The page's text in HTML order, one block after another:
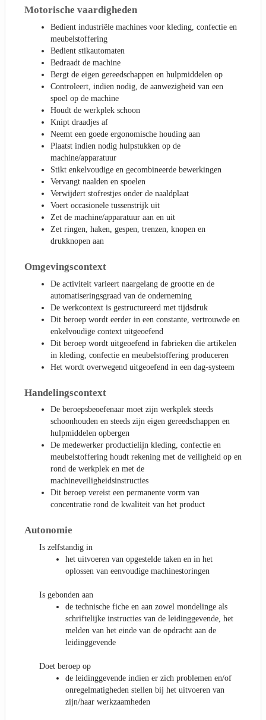
Motorische vaardigheden
Bedient industriële machines voor kleding, confectie en
meubelstoffering
Bedient stikautomaten
Bedraadt de machine
Bergt de eigen gereedschappen en hulpmiddelen op
Controleert, indien nodig, de aanwezigheid van een
spoel op de machine
Houdt de werkplek schoon
Knipt draadjes af
Neemt een goede ergonomische houding aan
Plaatst indien nodig hulpstukken op de
machine/apparatuur
Stikt enkelvoudige en gecombineerde bewerkingen
Vervangt naalden en spoelen
Verwijdert stofrestjes onder de naaldplaat
Voert occasionele tussenstrijk uit
Zet de machine/apparatuur aan en uit
Zet ringen, haken, gespen, trenzen, knopen en
drukknopen aan
Omgevingscontext
De activiteit varieert naargelang de grootte en de
automatiseringsgraad van de onderneming
De werkcontext is gestructureerd met tijdsdruk
Dit beroep wordt eerder in een constante, vertrouwde en
enkelvoudige context uitgeoefend
Dit beroep wordt uitgeoefend in fabrieken die artikelen
in kleding, confectie en meubelstoffering produceren
Het wordt overwegend uitgeoefend in een dag-systeem
Handelingscontext
De beroepsbeoefenaar moet zijn werkplek steeds
schoonhouden en steeds zijn eigen gereedschappen en
hulpmiddelen opbergen
De medewerker productielijn kleding, confectie en
meubelstoffering houdt rekening met de veiligheid op en
rond de werkplek en met de
machineveiligheidsinstructies
Dit beroep vereist een permanente vorm van
concentratie rond de kwaliteit van het product
Autonomie
Is zelfstandig in
het uitvoeren van opgestelde taken en in het
oplossen van eenvoudige machinestoringen
Is gebonden aan
de technische fiche en aan zowel mondelinge als
schriftelijke instructies van de leidinggevende, het
melden van het einde van de opdracht aan de
leidinggevende
Doet beroep op
de leidinggevende indien er zich problemen en/of
onregelmatigheden stellen bij het uitvoeren van
zijn/haar werkzaamheden